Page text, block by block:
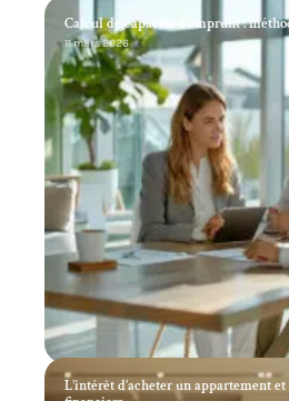
Calcul de capacité d’emprunt :
11 mars 2026
L’intérêt d’acheter un appartement et